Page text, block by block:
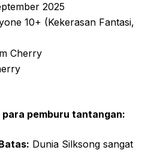
2025
10+ (Kekerasan Fantasi,
Cherry
pemburu tantangan:
Dunia Silksong sangat